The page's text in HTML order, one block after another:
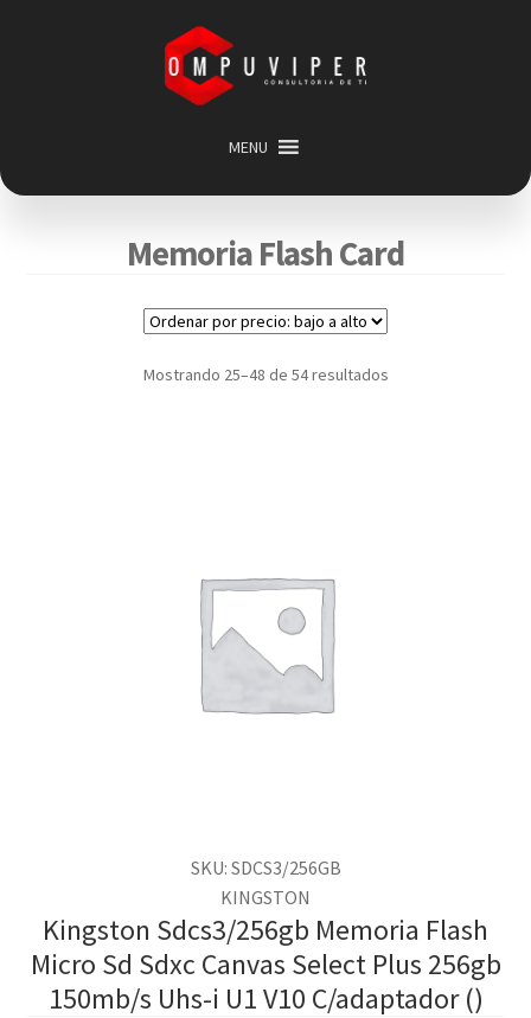
Saltar
navegación
contenido
MENU
Inicio
Categorias
Expandir
menú
Carrito
Mi cuenta
Memoria Flash Card
Mostrando 25–48 de 54 resultados
SKU: SDCS3/256GB
KINGSTON
Kingston Sdcs3/256gb Memoria Flash
Micro Sd Sdxc Canvas Select Plus 256gb
150mb/s Uhs-i U1 V10 C/adaptador ()